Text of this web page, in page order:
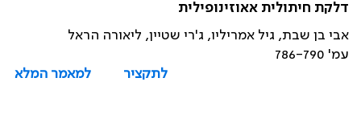
דלקת חיתולית אאוזינופילית
אבי בן שבת, גיל אמריליו, ג'רי שטיין, ליאורה הראל
עמ' 786-790
לתקציר
למאמר המלא